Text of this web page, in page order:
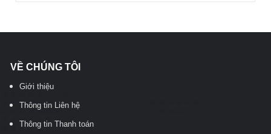
VỀ CHÚNG TÔI
Giới thiệu
Thông tin Liên hệ
Thông tin Thanh toán